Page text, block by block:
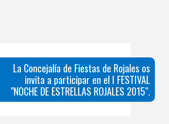
La Concejalía de Fiestas de Rojales os
invita a participar en el I FESTIVAL
"NOCHE DE ESTRELLAS ROJALES 2015".